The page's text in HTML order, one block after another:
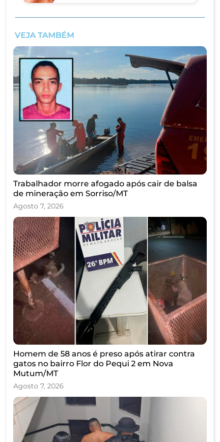
VEJA TAMBÉM
Trabalhador morre afogado após cair de balsa
de mineração em Sorriso/MT
Agosto 7, 2026
Homem de 58 anos é preso após atirar contra
gatos no bairro Flor do Pequi 2 em Nova
Mutum/MT
Agosto 7, 2026